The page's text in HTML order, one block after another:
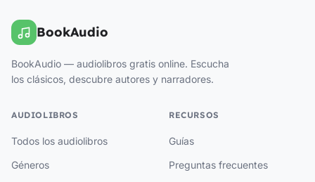
BookAudio
BookAudio — audiolibros gratis online. Escucha
los clásicos, descubre autores y narradores.
AUDIOLIBROS
Todos los audiolibros
Géneros
RECURSOS
Guías
Preguntas frecuentes